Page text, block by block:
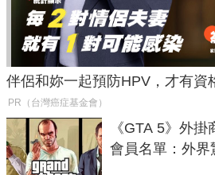
伴侶和妳一起預防HPV，才有資
PR（台灣癌症基金會）
《GTA 5》外
會員名單：外界